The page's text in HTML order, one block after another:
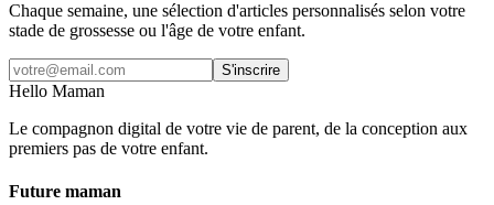
Chaque semaine, une sélection d'articles personnalisés selon votre
stade de grossesse ou l'âge de votre enfant.
S'inscrire
Hello Maman
Le compagnon digital de votre vie de parent, de la conception aux
premiers pas de votre enfant.
Future maman